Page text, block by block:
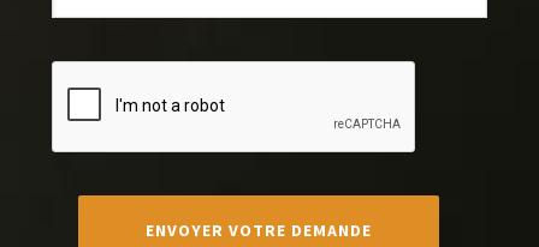
ENVOYER VOTRE DEMANDE